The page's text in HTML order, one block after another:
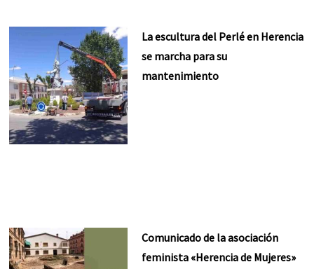
La escultura del Perlé en Herencia
se marcha para su
mantenimiento
Comunicado de la asociación
feminista «Herencia de Mujeres»